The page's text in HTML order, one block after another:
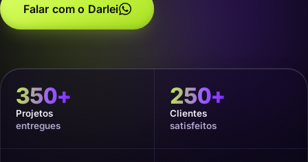
Falar com o Darlei
350+
Projetos
entregues
250+
Clientes
satisfeitos